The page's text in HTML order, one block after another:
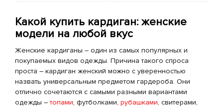
Какой купить кардиган: женские
модели на любой вкус
Женские кардиганы – один из самых популярных и
покупаемых видов одежды. Причина такого спроса
проста – кардиган женский можно с уверенностью
назвать универсальным предметом гардероба. Они
отлично сочетаются с самыми разными вариантами
одежды – топами, футболками, рубашками, свитерами,